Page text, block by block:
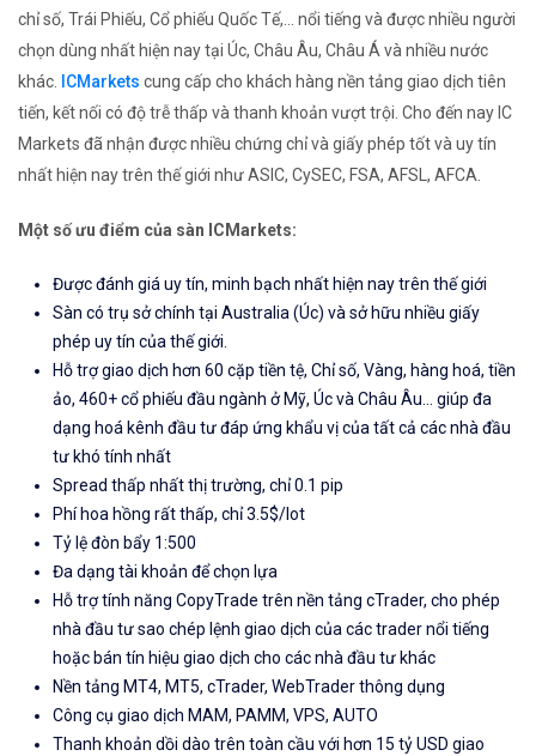
chỉ số, Trái Phiếu, Cổ phiếu Quốc Tế,... nổi tiếng và được nhiều người
chọn dùng nhất hiện nay tại Úc, Châu Âu, Châu Á và nhiều nước
khác. ICMarkets cung cấp cho khách hàng nền tảng giao dịch tiên
tiến, kết nối có độ trễ thấp và thanh khoản vượt trội. Cho đến nay IC
Markets đã nhận được nhiều chứng chỉ và giấy phép tốt và uy tín
nhất hiện nay trên thế giới như ASIC, CySEC, FSA, AFSL, AFCA.
Một số ưu điểm của sàn ICMarkets:
Được đánh giá uy tín, minh bạch nhất hiện nay trên thế giới
Sàn có trụ sở chính tại Australia (Úc) và sở hữu nhiều giấy
phép uy tín của thế giới.
Hỗ trợ giao dịch hơn 60 cặp tiền tệ, Chỉ số, Vàng, hàng hoá, tiền
ảo, 460+ cổ phiếu đầu ngành ở Mỹ, Úc và Châu Âu... giúp đa
dạng hoá kênh đầu tư đáp ứng khẩu vị của tất cả các nhà đầu
tư khó tính nhất
Spread thấp nhất thị trường, chỉ 0.1 pip
Phí hoa hồng rất thấp, chỉ 3.5$/lot
Tỷ lệ đòn bẩy 1:500
Đa dạng tài khoản để chọn lựa
Hỗ trợ tính năng CopyTrade trên nền tảng cTrader, cho phép
nhà đầu tư sao chép lệnh giao dịch của các trader nổi tiếng
hoặc bán tín hiệu giao dịch cho các nhà đầu tư khác
Nền tảng MT4, MT5, cTrader, WebTrader thông dụng
Công cụ giao dịch MAM, PAMM, VPS, AUTO
Thanh khoản dồi dào trên toàn cầu với hơn 15 tỷ USD giao